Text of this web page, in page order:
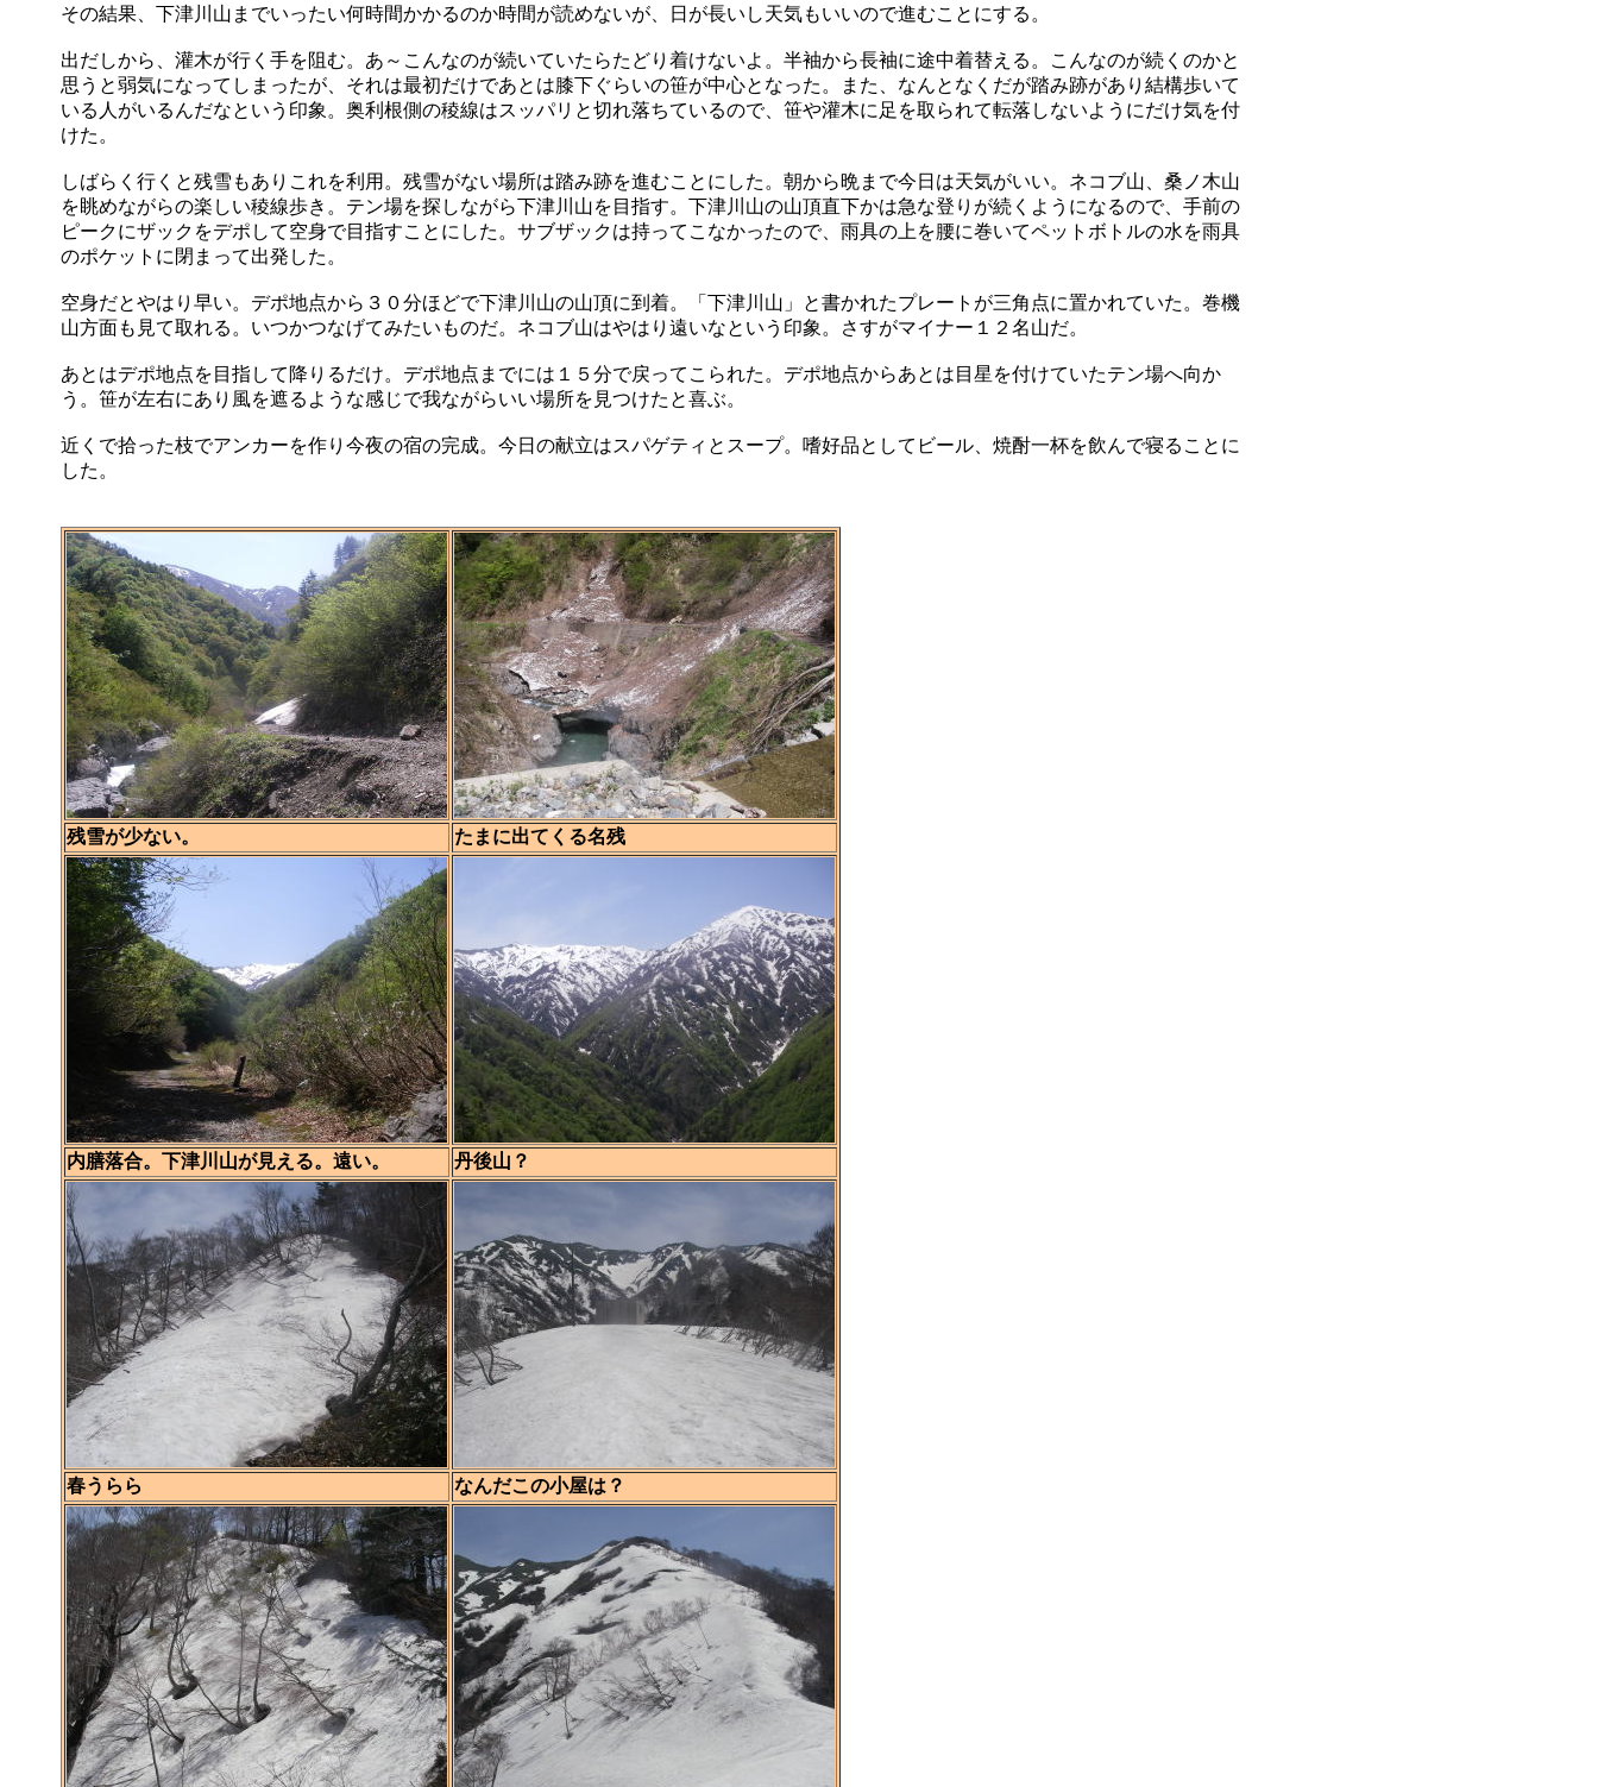
その結果、下津川山までいったい何時間かかるのか時間が読めないが、日が長いし天気もいいので進むことにする。
出だしから、灌木が行く手を阻む。あ～こんなのが続いていたらたどり着けないよ。半袖から長袖に途中着替える。こんなのが続くのかと
思うと弱気になってしまったが、それは最初だけであとは膝下ぐらいの笹が中心となった。また、なんとなくだが踏み跡があり結構歩いて
いる人がいるんだなという印象。奥利根側の稜線はスッパリと切れ落ちているので、笹や灌木に足を取られて転落しないようにだけ気を付
けた。
しばらく行くと残雪もありこれを利用。残雪がない場所は踏み跡を進むことにした。朝から晩まで今日は天気がいい。ネコブ山、桑ノ木山
を眺めながらの楽しい稜線歩き。テン場を探しながら下津川山を目指す。下津川山の山頂直下かは急な登りが続くようになるので、手前の
ピークにザックをデポして空身で目指すことにした。サブザックは持ってこなかったので、雨具の上を腰に巻いてペットボトルの水を雨具
のポケットに閉まって出発した。
空身だとやはり早い。デポ地点から３０分ほどで下津川山の山頂に到着。「下津川山」と書かれたプレートが三角点に置かれていた。巻機
山方面も見て取れる。いつかつなげてみたいものだ。ネコブ山はやはり遠いなという印象。さすがマイナー１２名山だ。
あとはデポ地点を目指して降りるだけ。デポ地点までには１５分で戻ってこられた。デポ地点からあとは目星を付けていたテン場へ向か
う。笹が左右にあり風を遮るような感じで我ながらいい場所を見つけたと喜ぶ。
近くで拾った枝でアンカーを作り今夜の宿の完成。今日の献立はスパゲティとスープ。嗜好品としてビール、焼酎一杯を飲んで寝ることに
した。
残雪が少ない。 たまに出てくる名残
内膳落合。下津川山が見える。遠い。 丹後山？
春うらら なんだこの小屋は？